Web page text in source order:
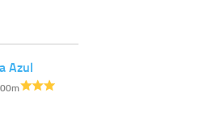
Azul